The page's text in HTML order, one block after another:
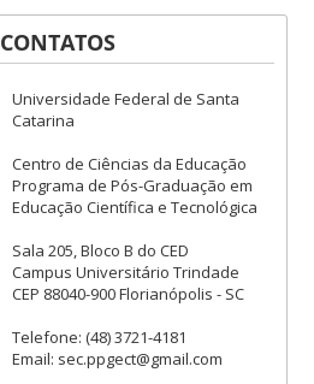
CONTATOS
Universidade Federal de Santa
Catarina
Centro de Ciências da Educação
Programa de Pós-Graduação em
Educação Científica e Tecnológica
Sala 205, Bloco B do CED
Campus Universitário Trindade
CEP 88040-900 Florianópolis - SC
Telefone: (48) 3721-4181
Email: sec.ppgect@gmail.com